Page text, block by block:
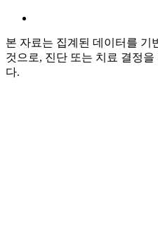
본 자료는 집계된 데이터를 기
것으로, 진단 또는 치료 결정
다.